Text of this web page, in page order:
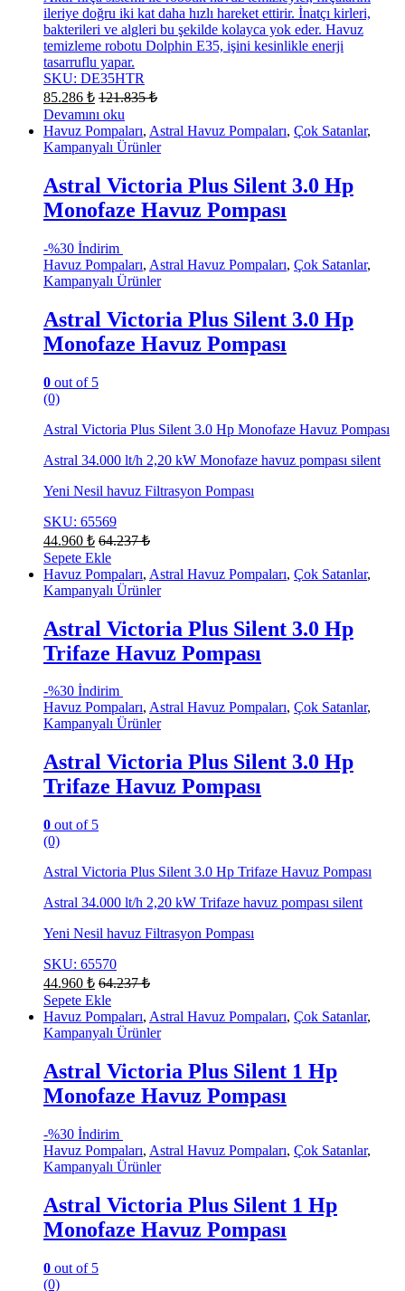
ileriye doğru iki kat daha hızlı hareket ettirir. İnatçı kirleri,
bakterileri ve algleri bu şekilde kolayca yok eder. Havuz
temizleme robotu Dolphin E35, işini kesinlikle enerji
tasarruflu yapar.
SKU: DE35HTR
85.286 ₺ 121.835₺
Devamını oku
Havuz Pompaları, Astral Havuz Pompaları, Çok Satanlar,
Kampanyalı Ürünler
Astral Victoria Plus Silent 3.0 Hp
Monofaze Havuz Pompası
-%30 İndirim
Havuz Pompaları, Astral Havuz Pompaları, Çok Satanlar,
Kampanyalı Ürünler
Astral Victoria Plus Silent 3.0 Hp
Monofaze Havuz Pompası
0 out of 5
(0)
Astral Victoria Plus Silent 3.0 Hp Monofaze Havuz Pompası
Astral 34.000 lt/h 2,20 kW Monofaze havuz pompası silent
Yeni Nesil havuz Filtrasyon Pompası
SKU: 65569
44.960 ₺ 64.237₺
Sepete Ekle
Havuz Pompaları, Astral Havuz Pompaları, Çok Satanlar,
Kampanyalı Ürünler
Astral Victoria Plus Silent 3.0 Hp
Trifaze Havuz Pompası
-%30 İndirim
Havuz Pompaları, Astral Havuz Pompaları, Çok Satanlar,
Kampanyalı Ürünler
Astral Victoria Plus Silent 3.0 Hp
Trifaze Havuz Pompası
0 out of 5
(0)
Astral Victoria Plus Silent 3.0 Hp Trifaze Havuz Pompası
Astral 34.000 lt/h 2,20 kW Trifaze havuz pompası silent
Yeni Nesil havuz Filtrasyon Pompası
SKU: 65570
44.960 ₺ 64.237₺
Sepete Ekle
Havuz Pompaları, Astral Havuz Pompaları, Çok Satanlar,
Kampanyalı Ürünler
Astral Victoria Plus Silent 1 Hp
Monofaze Havuz Pompası
-%30 İndirim
Havuz Pompaları, Astral Havuz Pompaları, Çok Satanlar,
Kampanyalı Ürünler
Astral Victoria Plus Silent 1 Hp
Monofaze Havuz Pompası
0 out of 5
(0)